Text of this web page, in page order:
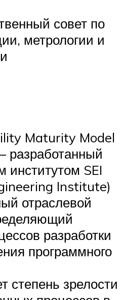
совет по
метрологии и
Maturity Model
институтом SEI
Institute)
отраслевой
разработки
программного
степень зрелости